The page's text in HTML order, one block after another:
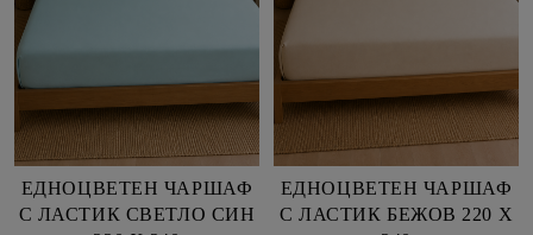
ЕДНОЦВЕТЕН ЧАРШАФ
С ЛАСТИК СВЕТЛО СИН
ЕДНОЦВЕТЕН ЧАРШАФ
С ЛАСТИК БЕЖОВ 220 Х